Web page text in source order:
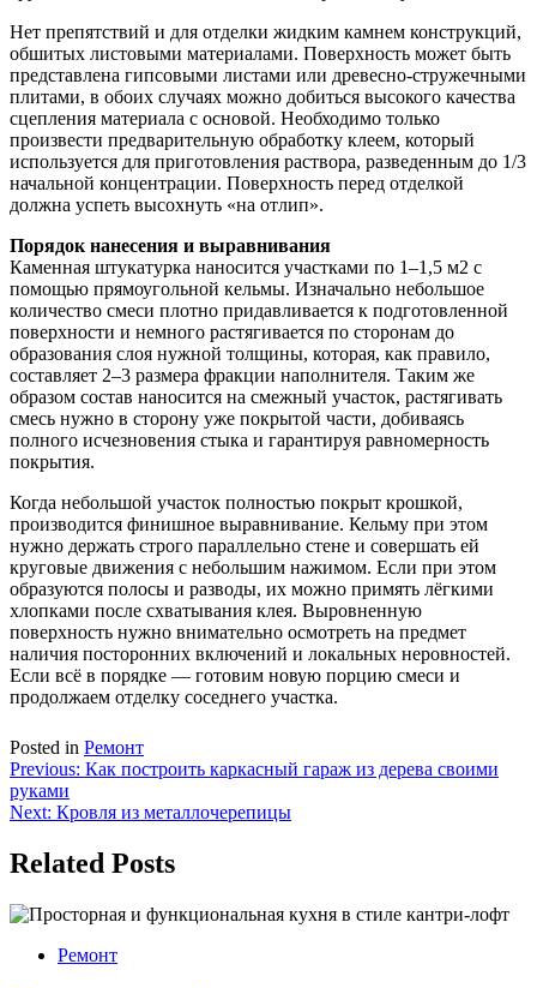
Нет препятствий и для отделки жидким камнем конструкций,
обшитых листовыми материалами. Поверхность может быть
представлена гипсовыми листами или древесно-стружечными
плитами, в обоих случаях можно добиться высокого качества
сцепления материала с основой. Необходимо только
произвести предварительную обработку клеем, который
используется для приготовления раствора, разведенным до 1/3
начальной концентрации. Поверхность перед отделкой
должна успеть высохнуть «на отлип».
Порядок нанесения и выравнивания
Каменная штукатурка наносится участками по 1–1,5 м2 с
помощью прямоугольной кельмы. Изначально небольшое
количество смеси плотно придавливается к подготовленной
поверхности и немного растягивается по сторонам до
образования слоя нужной толщины, которая, как правило,
составляет 2–3 размера фракции наполнителя. Таким же
образом состав наносится на смежный участок, растягивать
смесь нужно в сторону уже покрытой части, добиваясь
полного исчезновения стыка и гарантируя равномерность
покрытия.
Когда небольшой участок полностью покрыт крошкой,
производится финишное выравнивание. Кельму при этом
нужно держать строго параллельно стене и совершать ей
круговые движения с небольшим нажимом. Если при этом
образуются полосы и разводы, их можно примять лёгкими
хлопками после схватывания клея. Выровненную
поверхность нужно внимательно осмотреть на предмет
наличия посторонних включений и локальных неровностей.
Если всё в порядке — готовим новую порцию смеси и
продолжаем отделку соседнего участка.
Posted in Ремонт
Навигация
по
Previous: Как построить каркасный гараж из дерева своими
руками
Next: Кровля из металлочерепицы
Related Posts
Ремонт